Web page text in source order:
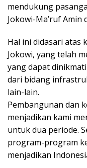
mendukung
Jokowi-Ma’ruf Amin
Hal ini didasari atas
Jokowi, yang telah
yang dapat
dari bidang
lain-lain.
Pembangunan dan
menjadikan kami
untuk dua periode.
program-program
menjadikan